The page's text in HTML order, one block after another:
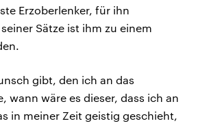
Erzoberlenker, für ihn
Sätze ist ihm zu einem
gibt, den ich an das
wann wäre es dieser, dass ich an
in meiner Zeit geistig geschieht,